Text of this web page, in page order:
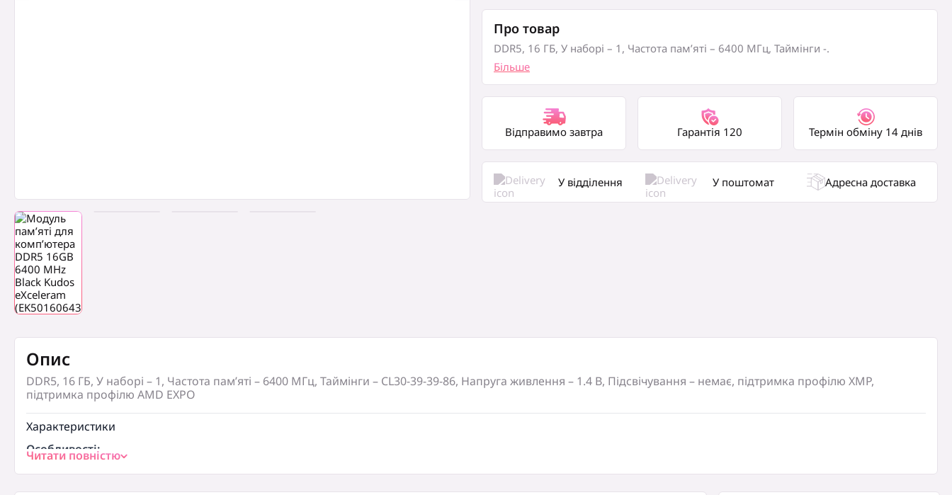
Про товар
DDR5, 16 ГБ, У наборі – 1, Частота пам’яті – 6400 МГц, Таймінги -.
Більше
Відправимо завтра Гарантія 120 Термін обміну 14 днів
У відділення У поштомат Адресна доставка
Опис
DDR5, 16 ГБ, У наборі – 1, Частота пам’яті – 6400 МГц, Таймінги – CL30-39-39-86, Напруга живлення – 1.4 В, Підсвічування – немає, підтримка профілю XMP,
підтримка профілю AMD EXPO
Характеристики
Особливості:
Читати повністю